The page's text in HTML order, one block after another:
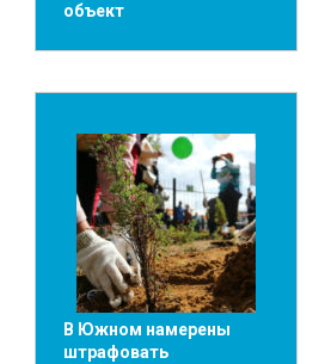
объект
В Южном намерены
штрафовать